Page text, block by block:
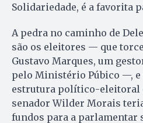
Solidariedade, é a favorita
A pedra no caminho de
são os eleitores — que
Gustavo Marques, um
pelo Ministério Púbico —, e
estrutura político-eleitoral
senador Wilder Morais
fundos para a parlamentar